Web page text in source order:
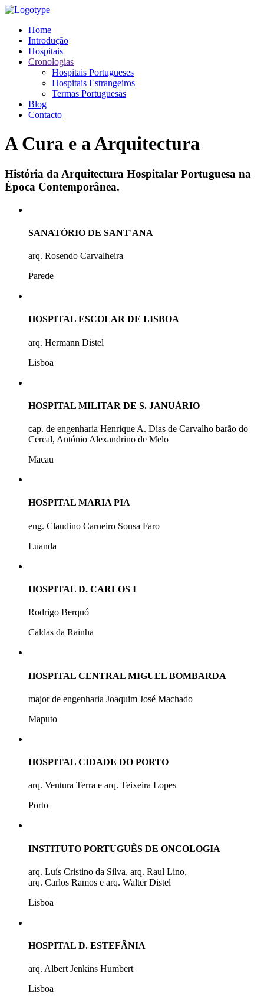
Home
Introdução
Hospitais
Cronologias
Hospitais Portugueses
Hospitais Estrangeiros
Termas Portuguesas
Blog
Contacto
A Cura e a Arquitectura
História da Arquitectura Hospitalar Portuguesa na
Época Contemporânea.
SANATÓRIO DE SANT'ANA
arq. Rosendo Carvalheira
Parede
HOSPITAL ESCOLAR DE LISBOA
arq. Hermann Distel
Lisboa
HOSPITAL MILITAR DE S. JANUÁRIO
cap. de engenharia Henrique A. Dias de Carvalho barão do
Cercal, António Alexandrino de Melo
Macau
HOSPITAL MARIA PIA
eng. Claudino Carneiro Sousa Faro
Luanda
HOSPITAL D. CARLOS I
Rodrigo Berquó
Caldas da Rainha
HOSPITAL CENTRAL MIGUEL BOMBARDA
major de engenharia Joaquim José Machado
Maputo
HOSPITAL CIDADE DO PORTO
arq. Ventura Terra e arq. Teixeira Lopes
Porto
INSTITUTO PORTUGUÊS DE ONCOLOGIA
arq. Luís Cristino da Silva, arq. Raul Lino,
arq. Carlos Ramos e arq. Walter Distel
Lisboa
HOSPITAL D. ESTEFÂNIA
arq. Albert Jenkins Humbert
Lisboa